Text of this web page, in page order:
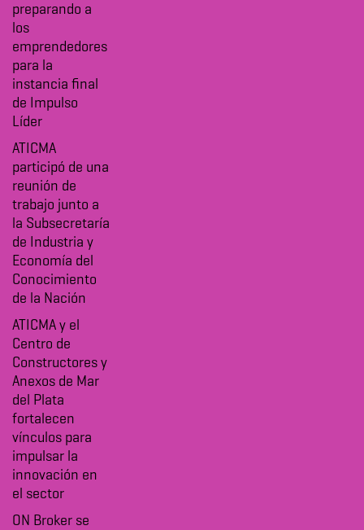
preparando a
los
emprendedores
para la
instancia final
de Impulso
Líder
ATICMA
participó de una
reunión de
trabajo junto a
la Subsecretaría
de Industria y
Economía del
Conocimiento
de la Nación
ATICMA y el
Centro de
Constructores y
Anexos de Mar
del Plata
fortalecen
vínculos para
impulsar la
innovación en
el sector
ON Broker se